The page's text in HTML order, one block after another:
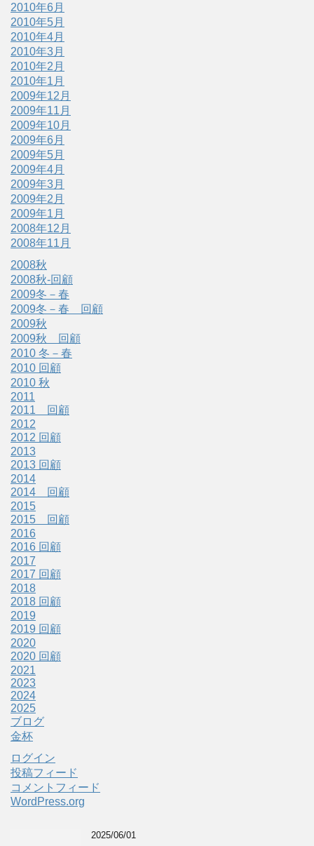
2010年6月
2010年5月
2010年4月
2010年3月
2010年2月
2010年1月
2009年12月
2009年11月
2009年10月
2009年6月
2009年5月
2009年4月
2009年3月
2009年2月
2009年1月
2008年12月
2008年11月
2008秋
2008秋-回顧
2009冬－春
2009冬－春 回顧
2009秋
2009秋 回顧
2010 冬－春
2010 回顧
2010 秋
2011
2011 回顧
2012
2012 回顧
2013
2013 回顧
2014
2014 回顧
2015
2015 回顧
2016
2016 回顧
2017
2017 回顧
2018
2018 回顧
2019
2019 回顧
2020
2020 回顧
2021
2023
2024
2025
ブログ
金杯
ログイン
投稿フィード
コメントフィード
WordPress.org
2025/06/01